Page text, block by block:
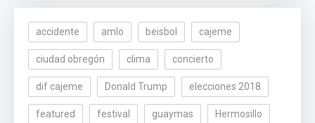
accidente amlo beisbol cajeme
ciudad obregón clima concierto
dif cajeme Donald Trump elecciones 2018
featured festival guaymas Hermosillo